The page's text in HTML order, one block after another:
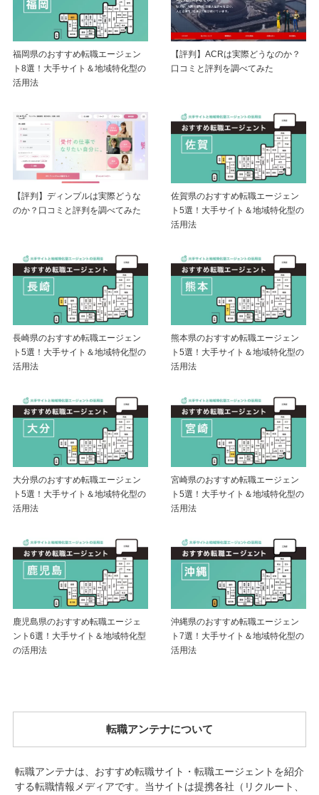
福岡県のおすすめ転職エージェン
ト8選！大手サイト＆地域特化型の
活用法
【評判】ACRは実際どうなのか？
口コミと評判を調べてみた
【評判】ディンプルは実際どうな
のか？口コミと評判を調べてみた
佐賀県のおすすめ転職エージェン
ト5選！大手サイト＆地域特化型の
活用法
長崎県のおすすめ転職エージェン
ト5選！大手サイト＆地域特化型の
活用法
熊本県のおすすめ転職エージェン
ト5選！大手サイト＆地域特化型の
活用法
大分県のおすすめ転職エージェン
ト5選！大手サイト＆地域特化型の
活用法
宮崎県のおすすめ転職エージェン
ト5選！大手サイト＆地域特化型の
活用法
鹿児島県のおすすめ転職エージェ
ント6選！大手サイト＆地域特化型
の活用法
沖縄県のおすすめ転職エージェン
ト7選！大手サイト＆地域特化型の
活用法
転職アンテナについて
転職アンテナは、おすすめ転職サイト・転職エージェントを紹介
する転職情報メディアです。当サイトは提携各社（リクルート、